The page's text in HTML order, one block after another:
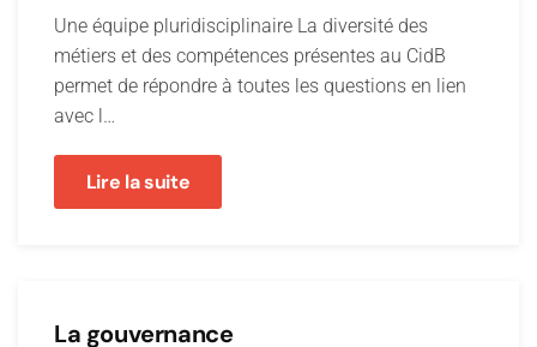
Une équipe pluridisciplinaire La diversité des
métiers et des compétences présentes au CidB
permet de répondre à toutes les questions en lien
avec l…
Lire la suite
La gouvernance